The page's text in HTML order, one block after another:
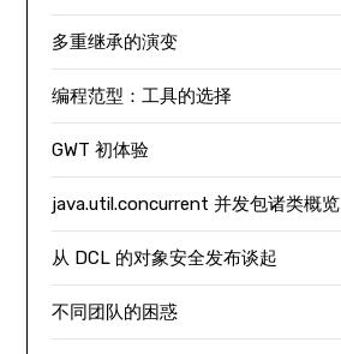
多重继承的演变
编程范型：工具的选择
GWT 初体验
java.util.concurrent 并发包诸类概览
从 DCL 的对象安全发布谈起
不同团队的困惑